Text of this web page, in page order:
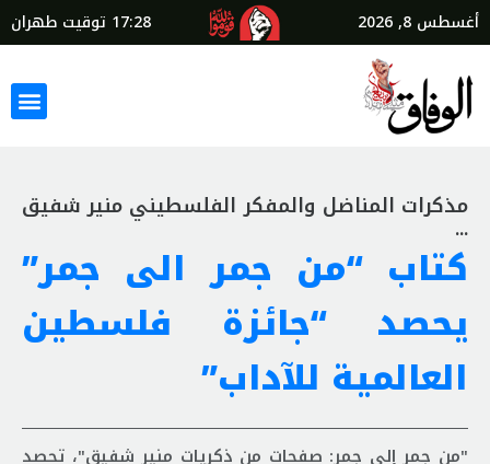
أغسطس 8, 2026 17:28 توقيت طهران
مذكرات المناضل والمفكر الفلسطيني منير شفيق
...
كتاب “من جمر الى جمر”
يحصد “جائزة فلسطين
العالمية للآداب”
"من جمر إلى جمر: صفحات من ذكريات منير شفيق"، تحصد